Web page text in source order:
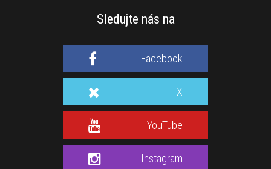
Sledujte nás na
Facebook
X
YouTube
Instagram